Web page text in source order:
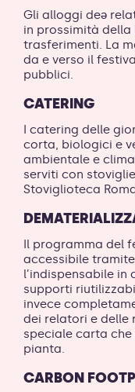
Gli alloggi deə
in prossimità
trasferimenti. La
da e verso il
pubblici.
CATERING
I catering delle
corta, biologici e
ambientale e
serviti con
Stoviglioteca
Il programma del
accessibile
l’indispensabile
supporti
invece
dei relatori e delle
speciale carta che
pianta.
CARBON